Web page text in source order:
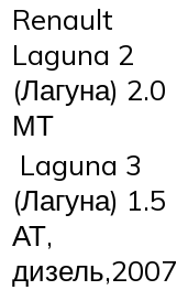
Renault
Laguna 2
(Лагуна) 2.0
МТ
Laguna 3
(Лагуна) 1.5
АТ,
дизель,2007